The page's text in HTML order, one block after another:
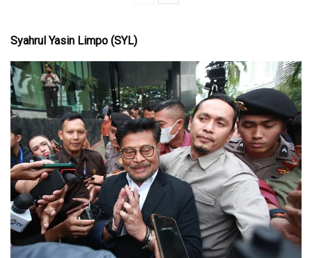
Syahrul Yasin Limpo (SYL)